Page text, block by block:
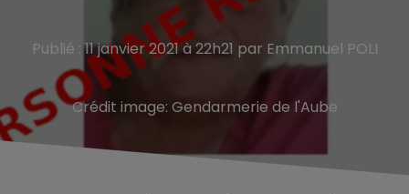
Publié : 11 janvier 2021 à 22h21 par Emmanuel POLI
Crédit image: Gendarmerie de l'Aube